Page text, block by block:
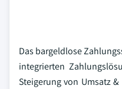
Das bargeldlose
integrierten
Steigerung von Umsatz